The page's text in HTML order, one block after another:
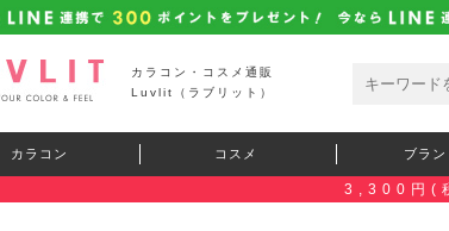
カラコン・コスメ通販
Luvlit（ラブリット）
カラコン コスメ ブラン
3,300円(